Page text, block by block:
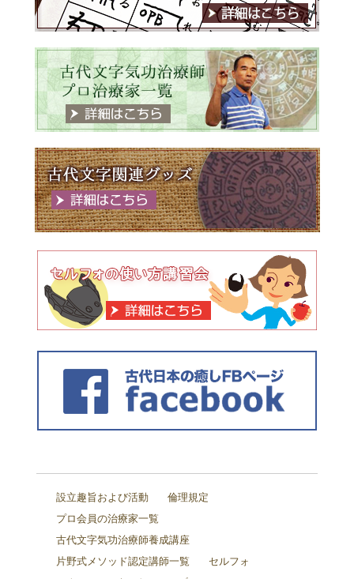
設立趣旨および活動
倫理規定
プロ会員の治療家一覧
古代文字気功治療師養成講座
片野式メソッド認定講師一覧
セルフォ